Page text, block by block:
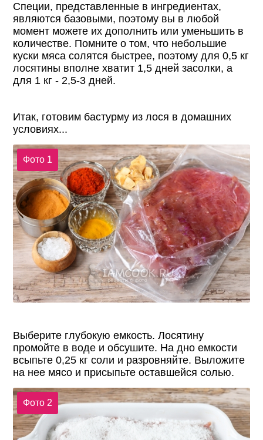
Специи, представленные в ингредиентах,
являются базовыми, поэтому вы в любой
момент можете их дополнить или уменьшить в
количестве. Помните о том, что небольшие
куски мяса солятся быстрее, поэтому для 0,5 кг
лосятины вполне хватит 1,5 дней засолки, а
для 1 кг - 2,5-3 дней.
Итак, готовим бастурму из лося в домашних
условиях...
Фото 1
Выберите глубокую емкость. Лосятину
промойте в воде и обсушите. На дно емкости
всыпьте 0,25 кг соли и разровняйте. Выложите
на нее мясо и присыпьте оставшейся солью.
Фото 2